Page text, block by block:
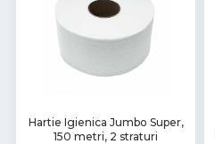
Hartie Igienica Jumbo Super,
150 metri, 2 straturi